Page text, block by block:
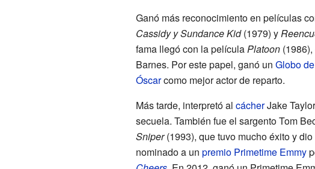
Ganó más reconocimiento en películas
Cassidy y Sundance Kid(1979) y
fama llegó con la películaPlatoon(1986),
Barnes. Por este papel, ganó un Globo
Óscarcomo mejor actor de reparto.
Más tarde, interpretó al cácherJake
secuela. También fue el sargento Tom
Sniper(1993), que tuvo mucho éxito y
nominado a un premio Primetime Emmy